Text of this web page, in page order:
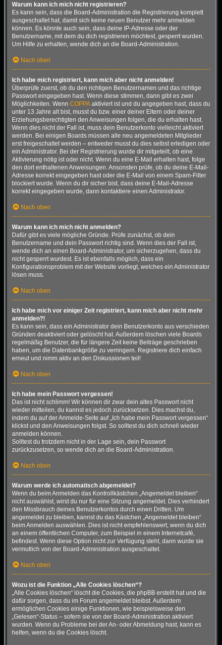
Warum kann ich mich nicht registrieren?
Es kann sein, dass die Board-Administration die Registrierung komplett
ausgeschaltet hat, damit sich keine neuen Benutzer mehr anmelden
können. Es könnte auch sein, dass deine IP-Adresse oder der
Benutzername, mit dem du dich registrieren möchtest, gesperrt wurden.
Um Hilfe zu erhalten, wende dich an die Board-Administration.
Nach oben
Ich habe mich registriert, kann mich aber nicht anmelden!
Überprüfe zuerst, ob du den richtigen Benutzernamen und das richtige
Passwort eingegeben hast. Wenn diese stimmen, dann gibt es zwei
Möglichkeiten. Wenn COPPA aktiviert ist und du angegeben hast, dass du
unter 13 Jahre alt bist, musst du bzw. einer deiner Eltern oder deiner
Erziehungsberechtigten den Anweisungen folgen, die du erhalten hast.
Wenn dies nicht der Fall ist, muss dein Benutzerkonto vielleicht aktiviert
werden. Bei einigen Boards müssen alle neu angemeldeten Mitglieder
erst freigeschaltet werden – entweder musst du dies selbst erledigen oder
ein Administrator. Bei der Registrierung wurde dir mitgeteilt, ob eine
Aktivierung nötig ist oder nicht. Wenn du eine E-Mail erhalten hast, folge
den dort enthaltenen Anweisungen. Ansonsten prüfe, ob du deine E-Mail-
Adresse korrekt eingegeben hast oder die E-Mail von einem Spam-Filter
blockiert wurde. Wenn du dir sicher bist, dass deine E-Mail-Adresse
korrekt eingegeben wurde, dann kontaktiere einen Administrator.
Nach oben
Warum kann ich mich nicht anmelden?
Dafür gibt es viele mögliche Gründe. Prüfe zunächst, ob dein
Benutzername und dein Passwort richtig sind. Wenn dies der Fall ist,
wende dich an einen Board-Administrator, um sicherzugehen, dass du
nicht gesperrt wurdest. Es ist ebenfalls möglich, dass ein
Konfigurationsproblem mit der Website vorliegt, welches ein Administrator
lösen muss.
Nach oben
Ich habe mich vor einiger Zeit registriert, kann mich aber nicht mehr
anmelden?!
Es kann sein, dass ein Administrator dein Benutzerkonto aus verschieden
Gründen deaktiviert oder gelöscht hat. Außerdem löschen viele Boards
regelmäßig Benutzer, die für längere Zeit keine Beiträge geschrieben
haben, um die Datenbankgröße zu verringern. Registriere dich einfach
erneut und nimm aktiv an den Diskussionen teil!
Nach oben
Ich habe mein Passwort vergessen!
Das ist nicht schlimm! Wir können dir zwar dein altes Passwort nicht
wieder mitteilen, du kannst es jedoch zurücksetzen. Dies machst du,
indem du auf der Anmelde-Seite auf „Ich habe mein Passwort vergessen“
klickst und den Anweisungen folgst. So solltest du dich schnell wieder
anmelden können.
Solltest du trotzdem nicht in der Lage sein, dein Passwort
zurückzusetzen, so wende dich an die Board-Administration.
Nach oben
Warum werde ich automatisch abgemeldet?
Wenn du beim Anmelden das Kontrollkästchen „Angemeldet bleiben“
nicht auswählst, wirst du nur für eine Sitzung angemeldet. Dies verhindert
den Missbrauch deines Benutzerkontos durch einen Dritten. Um
angemeldet zu bleiben, kannst du das Kästchen „Angemeldet bleiben“
beim Anmelden auswählen. Dies ist nicht empfehlenswert, wenn du dich
an einem öffentlichen Computer, zum Beispiel in einem Internetcafé,
befindest. Wenn diese Option nicht zur Verfügung steht, dann wurde sie
vermutlich von der Board-Administration ausgeschaltet.
Nach oben
Wozu ist die Funktion „Alle Cookies löschen“?
„Alle Cookies löschen“ löscht die Cookies, die phpBB erstellt hat und die
dafür sorgen, dass du im Forum angemeldet bleibst. Außerdem
ermöglichen Cookies einige Funktionen, wie beispielsweise den
„Gelesen“-Status – sofern sie von der Board-Administration aktiviert
wurden. Wenn du Probleme bei der An- oder Abmeldung hast, kann es
helfen, wenn du die Cookies löscht.